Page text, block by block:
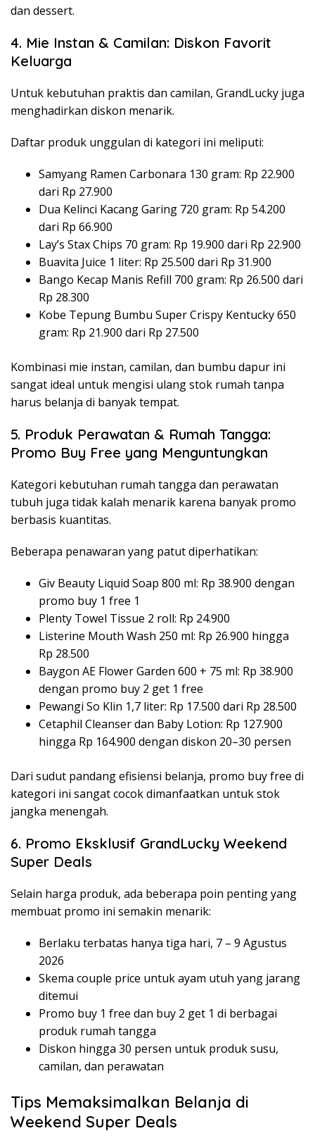
dan dessert.
4. Mie Instan & Camilan: Diskon Favorit
Keluarga
Untuk kebutuhan praktis dan camilan, GrandLucky juga
menghadirkan diskon menarik.
Daftar produk unggulan di kategori ini meliputi:
Samyang Ramen Carbonara 130 gram: Rp 22.900
dari Rp 27.900
Dua Kelinci Kacang Garing 720 gram: Rp 54.200
dari Rp 66.900
Lay’s Stax Chips 70 gram: Rp 19.900 dari Rp 22.900
Buavita Juice 1 liter: Rp 25.500 dari Rp 31.900
Bango Kecap Manis Refill 700 gram: Rp 26.500 dari
Rp 28.300
Kobe Tepung Bumbu Super Crispy Kentucky 650
gram: Rp 21.900 dari Rp 27.500
Kombinasi mie instan, camilan, dan bumbu dapur ini
sangat ideal untuk mengisi ulang stok rumah tanpa
harus belanja di banyak tempat.
5. Produk Perawatan & Rumah Tangga:
Promo Buy Free yang Menguntungkan
Kategori kebutuhan rumah tangga dan perawatan
tubuh juga tidak kalah menarik karena banyak promo
berbasis kuantitas.
Beberapa penawaran yang patut diperhatikan:
Giv Beauty Liquid Soap 800 ml: Rp 38.900 dengan
promo buy 1 free 1
Plenty Towel Tissue 2 roll: Rp 24.900
Listerine Mouth Wash 250 ml: Rp 26.900 hingga
Rp 28.500
Baygon AE Flower Garden 600 + 75 ml: Rp 38.900
dengan promo buy 2 get 1 free
Pewangi So Klin 1,7 liter: Rp 17.500 dari Rp 28.500
Cetaphil Cleanser dan Baby Lotion: Rp 127.900
hingga Rp 164.900 dengan diskon 20–30 persen
Dari sudut pandang efisiensi belanja, promo buy free di
kategori ini sangat cocok dimanfaatkan untuk stok
jangka menengah.
6. Promo Eksklusif GrandLucky Weekend
Super Deals
Selain harga produk, ada beberapa poin penting yang
membuat promo ini semakin menarik:
Berlaku terbatas hanya tiga hari, 7 – 9 Agustus
2026
Skema couple price untuk ayam utuh yang jarang
ditemui
Promo buy 1 free dan buy 2 get 1 di berbagai
produk rumah tangga
Diskon hingga 30 persen untuk produk susu,
camilan, dan perawatan
Tips Memaksimalkan Belanja di
Weekend Super Deals